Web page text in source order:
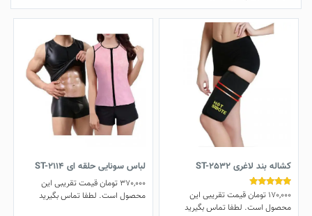
کشاله بند لاغری ST-2532
نمره
4.78
از 5
170,000 تومانقیمت تقریبی این
محصول است. لطفا تماس بگیرید
لباس سونایی حلقه ای ST-2114
370,000 تومانقیمت تقریبی این
محصول است. لطفا تماس بگیرید